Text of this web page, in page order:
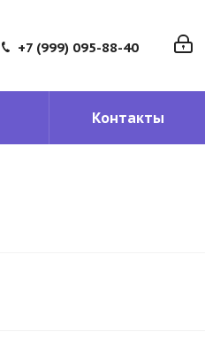
+7 (999) 095-88-40
Контакты